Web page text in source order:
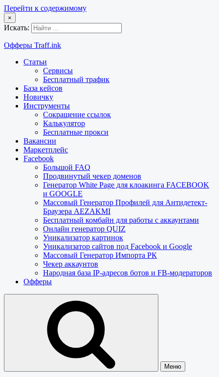
Перейти к содержимому
×
Искать:
Офферы Traff.ink
Статьи
Сервисы
Бесплатный трафик
База кейсов
Новичку
Инструменты
Сокращение ссылок
Калькулятор
Бесплатные прокси
Вакансии
Маркетплейс
Facebook
Большой FAQ
Продвинутый чекер доменов
Генератор White Page для клоакинга FACEBOOK
и GOOGLE
Массовый Генератор Профилей для Антидетект-
Браузера AEZAKMI
Бесплатный комбайн для работы с аккаунтами
Онлайн генератор QUIZ
Уникализатор картинок
Уникализатор сайтов под Facebook и Google
Массовый Генератор Импорта РК
Чекер аккаунтов
Народная база IP-адресов ботов и FB-модераторов
Офферы
Меню